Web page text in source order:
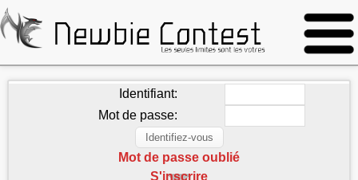
Identifiant:
Mot de passe:
Mot de passe oublié
S'inscrire